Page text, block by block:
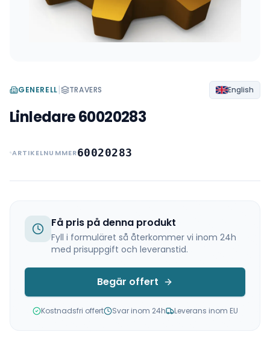
GENERELL| TRAVERS English
Linledare 60020283
ARTIKELNUMMER60020283
Få pris på denna produkt
Fyll i formuläret så återkommer vi inom 24h
med prisuppgift och leveranstid.
Begär offert
Kostnadsfri offert Svar inom 24h Leverans inom EU